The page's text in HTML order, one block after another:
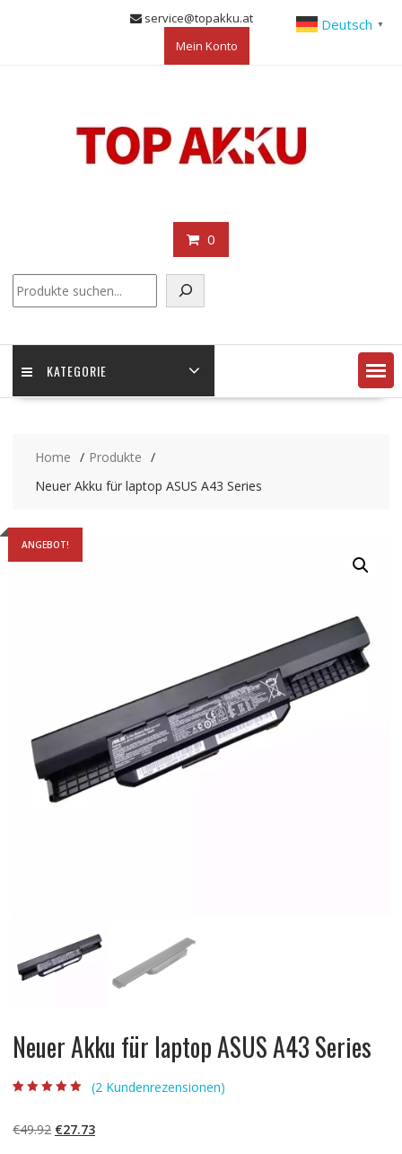
service@topakku.at
Mein Konto
0
KATEGORIE
Home
Produkte
Neuer Akku für laptop ASUS A43 Series
ANGEBOT!
Neuer Akku für laptop ASUS A43 Series
basierend auf
Kundenbewertun
(2 Kundenrezensionen)
€49.92 Ursprünglicher
€27.73Aktueller
Deutsch ▼